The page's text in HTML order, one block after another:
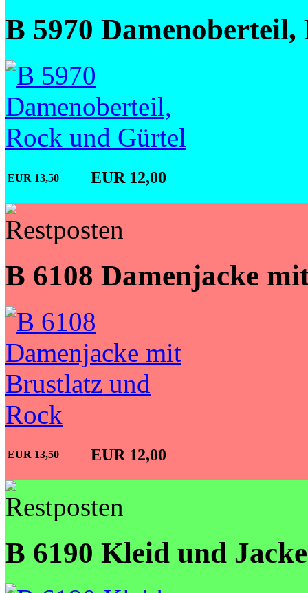
B 5970
EUR 13,50 EUR 12,00
B 6108 Damenjacke
EUR 13,50 EUR 12,00
B 6190 Kleid und